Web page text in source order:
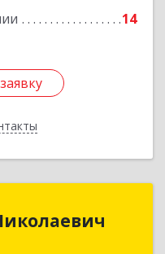
14
Николаевич